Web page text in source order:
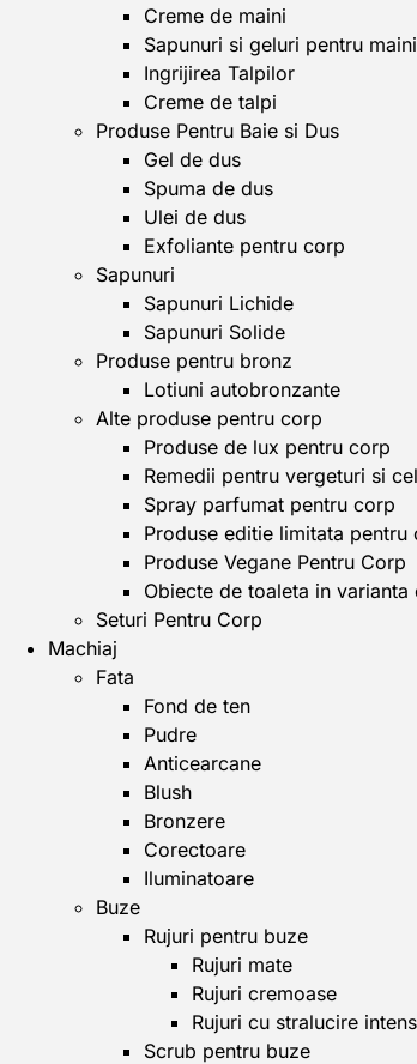
Creme de maini
Sapunuri si geluri pentru maini
Ingrijirea Talpilor
Creme de talpi
Produse Pentru Baie si Dus
Gel de dus
Spuma de dus
Ulei de dus
Exfoliante pentru corp
Sapunuri
Sapunuri Lichide
Sapunuri Solide
Produse pentru bronz
Lotiuni autobronzante
Alte produse pentru corp
Produse de lux pentru corp
Remedii pentru vergeturi si
Spray parfumat pentru corp
Produse editie limitata pentru
Produse Vegane Pentru Corp
Obiecte de toaleta in varianta
Seturi Pentru Corp
Machiaj
Fata
Fond de ten
Pudre
Anticearcane
Blush
Bronzere
Corectoare
Iluminatoare
Buze
Rujuri pentru buze
Rujuri mate
Rujuri cremoase
Rujuri cu stralucire
Scrub pentru buze